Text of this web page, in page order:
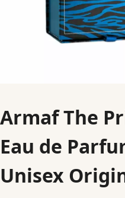
Armaf The
Eau de
Unisex